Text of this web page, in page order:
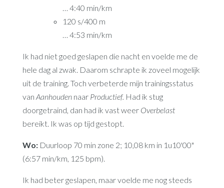
… 4:40 min/km
120 s/400 m
… 4:53 min/km
Ik had niet goed geslapen die nacht en voelde me de
hele dag al zwak. Daarom schrapte ik zoveel mogelijk
uit de training. Toch verbeterde mijn trainingsstatus
van Aanhoudennaar Productief. Had ik stug
doorgetraind, dan had ik vast weer Overbelast
bereikt. Ik was op tijd gestopt.
Wo:Duurloop 70 min zone 2; 10,08 km in 1u10'00"
(6:57 min/km, 125 bpm).
Ik had beter geslapen, maar voelde me nog steeds